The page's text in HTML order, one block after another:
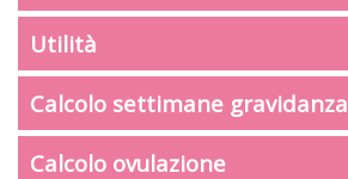
Utilità
Calcolo settimane gravidanza
Calcolo ovulazione